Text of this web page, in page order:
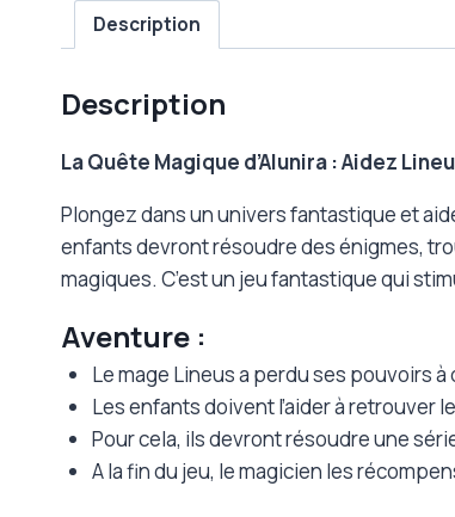
Description
Description
La Quête Magique d’Alunira : Aidez
Plongez dans un univers fantastique et
enfants devront résoudre des énigmes,
magiques. C’est un jeu fantastique qui
Aventure :
Le mage Lineus a perdu ses pouvoirs
Les enfants doivent l’aider à retrouver
Pour cela, ils devront résoudre une
A la fin du jeu, le magicien les